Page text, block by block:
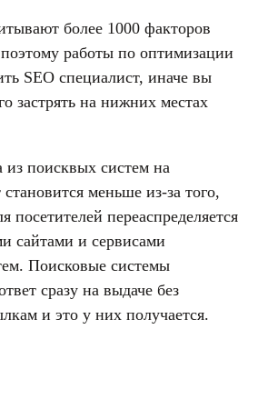
более 1000 факторов
работы по оптимизации
SEO специалист, иначе вы
застрять на нижних местах
из поисквых систем на
меньше из-за того,
посетителей переаспределяется
сайтами и сервисами
Поисковые системы
сразу на выдаче без
и это у них получается.